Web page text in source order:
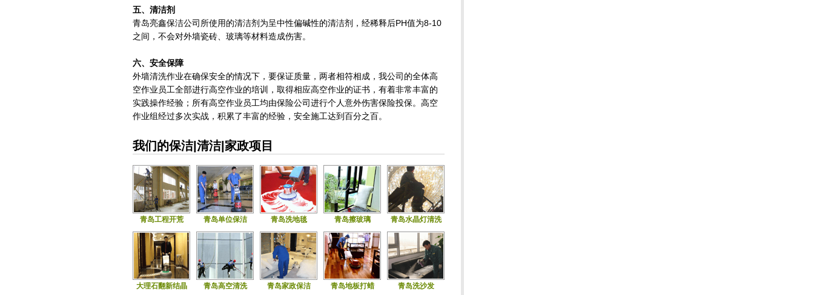
五、清洁剂
青岛亮鑫保洁公司所使用的清洁剂为呈中性偏碱性的清洁剂，经稀释后PH值为8-10
之间，不会对外墙瓷砖、玻璃等材料造成伤害。
六、安全保障
外墙清洗作业在确保安全的情况下，要保证质量，两者相符相成，我公司的全体高
空作业员工全部进行高空作业的培训，取得相应高空作业的证书，有着非常丰富的
实践操作经验；所有高空作业员工均由保险公司进行个人意外伤害保险投保。高空
作业组经过多次实战，积累了丰富的经验，安全施工达到百分之百。
我们的保洁|清洁|家政项目
青岛工程开荒 青岛单位保洁 青岛洗地毯 青岛擦玻璃 青岛水晶灯清洗
大理石翻新结晶 青岛高空清洗 青岛家政保洁 青岛地板打蜡 青岛洗沙发